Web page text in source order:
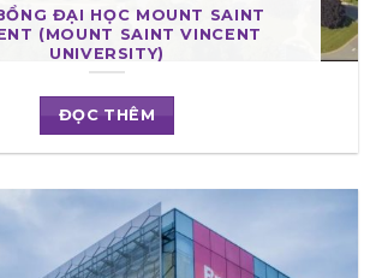
ĐẠI HỌC MOUNT SAINT
(MOUNT SAINT VINCENT
UNIVERSITY)
ĐỌC THÊM